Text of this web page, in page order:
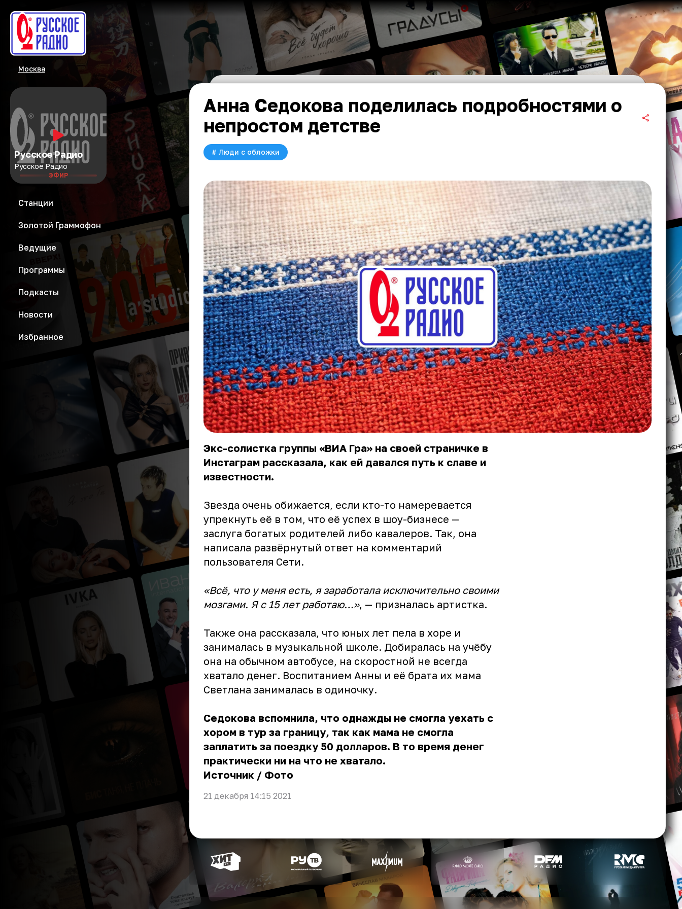
Москва
Русское Радио
Русское Радио
ЭФИР
Станции
Золотой Граммофон
Ведущие
Программы
Подкасты
Новости
Избранное
Анна Седокова поделилась подробностями о
непростом детстве
# Люди с обложки
Экс-солистка группы «ВИА Гра» на своей страничке в
Инстаграм рассказала, как ей давался путь к славе и
известности.
Звезда очень обижается, если кто-то намеревается
упрекнуть её в том, что её успех в шоу-бизнесе —
заслуга богатых родителей либо кавалеров. Так, она
написала развёрнутый ответ на комментарий
пользователя Сети.
«Всё, что у меня есть, я заработала исключительно своими
мозгами. Я с 15 лет работаю…», — призналась артистка.
Также она рассказала, что юных лет пела в хоре и
занималась в музыкальной школе. Добиралась на учёбу
она на обычном автобусе, на скоростной не всегда
хватало денег. Воспитанием Анны и её брата их мама
Светлана занималась в одиночку.
Седокова вспомнила, что однажды не смогла уехать с
хором в тур за границу, так как мама не смогла
заплатить за поездку 50 долларов. В то время денег
практически ни на что не хватало.
Источник / Фото
21 декабря 14:15 2021